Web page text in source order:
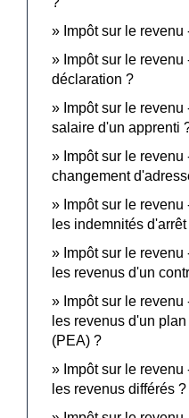
Impôt sur le
Impôt sur le
déclaration ?
Impôt sur le
salaire d'un apprenti
Impôt sur le
changement
Impôt sur le
les indemnités
Impôt sur le
les revenus d'un
Impôt sur le
les revenus d'un
(PEA) ?
Impôt sur le
les revenus différés ?